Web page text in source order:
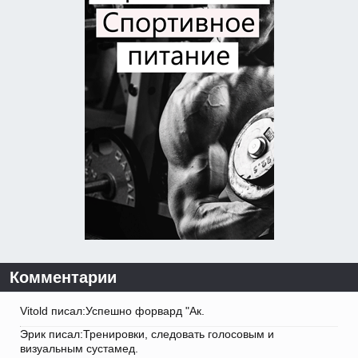
Комментарии
Vitold писал:Успешно форвард "Ак.
Эрик писал:Тренировки, следовать голосовым и
визуальным сустамед.